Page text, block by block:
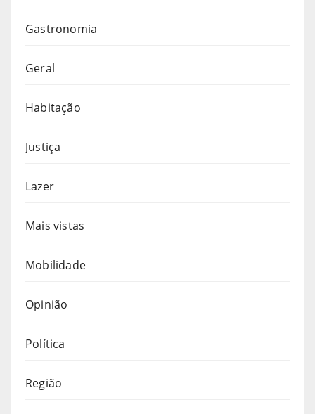
Gastronomia
Geral
Habitação
Justiça
Lazer
Mais vistas
Mobilidade
Opinião
Política
Região